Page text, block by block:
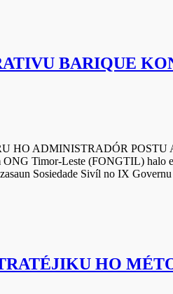
BARIQUE
POSTU
Timor-Leste (FONGTIL) halo
Sosiedade Sivíl no IX Governu
HO